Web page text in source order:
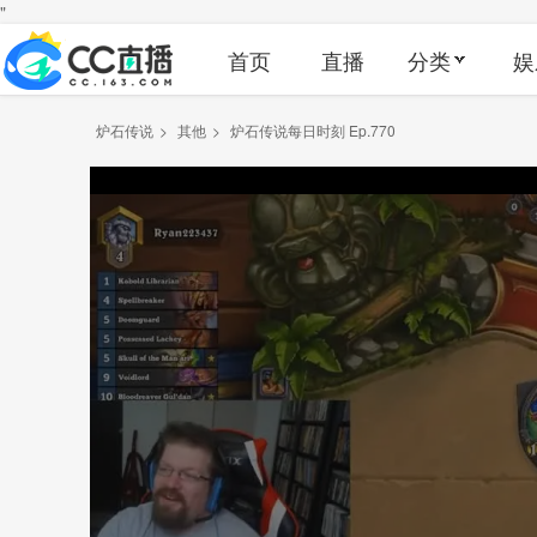
"
首页 直播 分类
炉石传说 > 其他 > 炉石传说每日时刻 Ep.770